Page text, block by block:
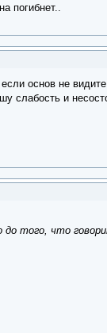
погибнет..
основ не
слабость и
того, что